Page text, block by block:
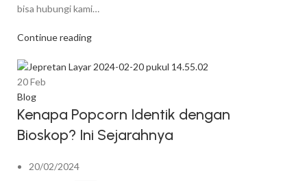
bisa hubungi kami…
Continue reading
20Feb
Blog
Kenapa Popcorn Identik dengan
Bioskop? Ini Sejarahnya
20/02/2024